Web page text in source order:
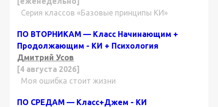
Серия классов «Базовые принципы КИ»
ПО ВТОРНИКАМ — Класс Начинающим +
Продолжающим - КИ + Психология
Дмитрий Усов
[4 августа 2026]
Моя ошибка стоит жизни
ПО СРЕДАМ — Класс+Джем - КИ